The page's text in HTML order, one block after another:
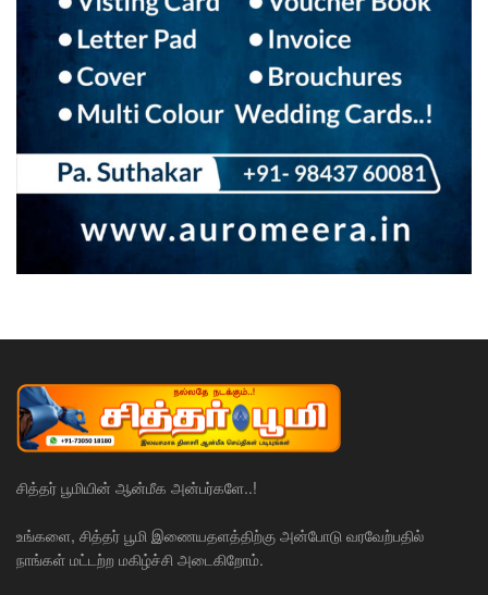
சித்தர் பூமியின் ஆன்மீக அன்பர்களே..!
உங்களை, சித்தர் பூமி இணையதளத்திற்கு அன்போடு வரவேற்பதில்
நாங்கள் மட்டற்ற மகிழ்ச்சி அடைகிறோம்.